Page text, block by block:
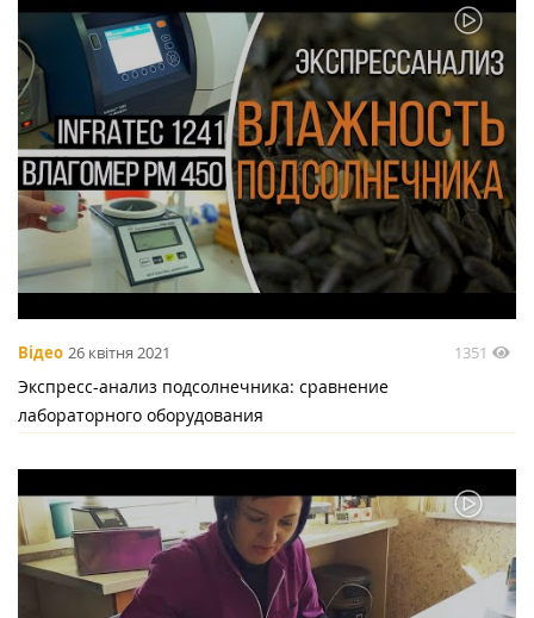
Відео 26 квітня 2021 1351
Экспресс-анализ подсолнечника: сравнение
лабораторного оборудования